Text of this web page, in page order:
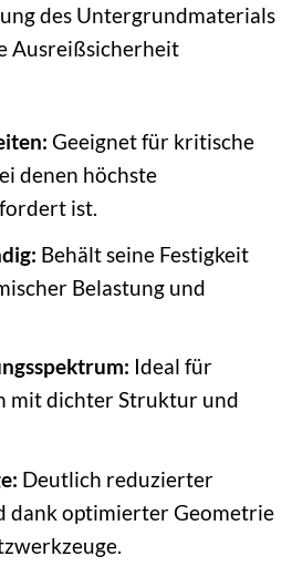
des Untergrundmaterials
Ausreißsicherheit
Geeignet für kritische
denen höchste
ist.
Behält seine Festigkeit
Belastung und
Ideal für
mit dichter Struktur und
Deutlich reduzierter
dank optimierter Geometrie